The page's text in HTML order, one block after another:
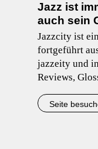
Jazz ist
auch sein
Jazzcity ist
fortgeführt
jazzeity und
Reviews,
Seite